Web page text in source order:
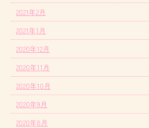
2021年2月
2021年1月
2020年12月
2020年11月
2020年10月
2020年9月
2020年8月